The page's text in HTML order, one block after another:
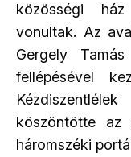
közösségi
vonultak. Az
Gergely
fellépésével
köszöntötte az
háromszéki